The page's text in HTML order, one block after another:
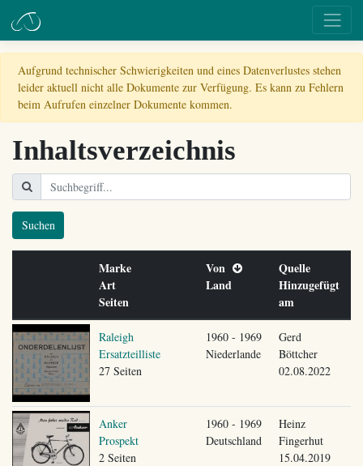
Aufgrund technischer Schwierigkeiten und eines Datenverlustes stehen
leider aktuell nicht alle Dokumente zur Verfügung. Es kann zu Fehlern
beim Aufrufen einzelner Dokumente kommen.
Inhaltsverzeichnis
Suchen
Marke
Art
Seiten
Von
Land
Quelle
Hinzugefügt
am
Raleigh
Ersatzteilliste
27 Seiten
1960 - 1969
Niederlande
Gerd
Böttcher
02.08.2022
Anker
Prospekt
2 Seiten
1960 - 1969
Deutschland
Heinz
Fingerhut
15.04.2019